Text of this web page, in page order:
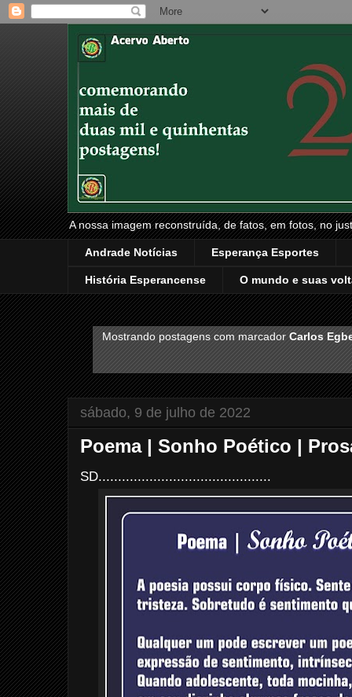
A nossa imagem reconstruída, de fatos, em fotos, no
Andrade Notícias Esperança Esportes
História Esperancense O mundo e suas
Mostrando postagens com marcadorCarlos
sábado, 9 de julho de 2022
Poema | Sonho Poético |
SD............................................